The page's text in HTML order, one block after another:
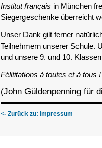
Institut français in München
Siegergeschenke überreicht
Unser Dank gilt ferner
Teilnehmern unserer Schule.
und unsere 9. und 10.
Félititations à toutes et à tous !
(John Güldenpenning für
<- Zurück zu: Impressum